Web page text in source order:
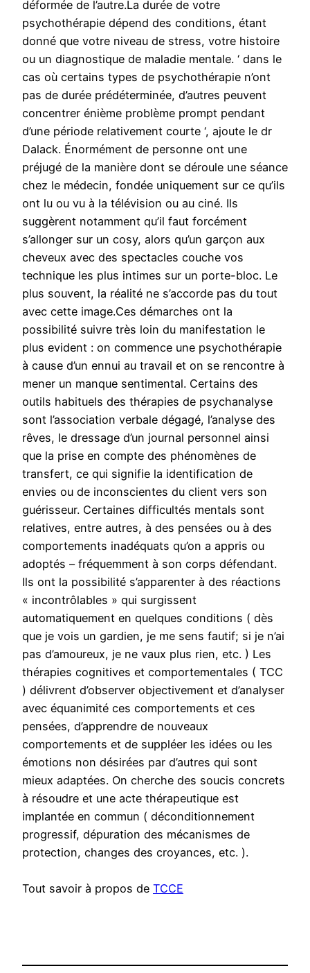
déformée de l’autre.La durée de votre
psychothérapie dépend des conditions, étant
donné que votre niveau de stress, votre histoire
ou un diagnostique de maladie mentale. ‘ dans le
cas où certains types de psychothérapie n’ont
pas de durée prédéterminée, d’autres peuvent
concentrer énième problème prompt pendant
d’une période relativement courte ‘, ajoute le dr
Dalack. Énormément de personne ont une
préjugé de la manière dont se déroule une séance
chez le médecin, fondée uniquement sur ce qu’ils
ont lu ou vu à la télévision ou au ciné. Ils
suggèrent notamment qu’il faut forcément
s’allonger sur un cosy, alors qu’un garçon aux
cheveux avec des spectacles couche vos
technique les plus intimes sur un porte-bloc. Le
plus souvent, la réalité ne s’accorde pas du tout
avec cette image.Ces démarches ont la
possibilité suivre très loin du manifestation le
plus evident : on commence une psychothérapie
à cause d’un ennui au travail et on se rencontre à
mener un manque sentimental. Certains des
outils habituels des thérapies de psychanalyse
sont l’association verbale dégagé, l’analyse des
rêves, le dressage d’un journal personnel ainsi
que la prise en compte des phénomènes de
transfert, ce qui signifie la identification de
envies ou de inconscientes du client vers son
guérisseur. Certaines difficultés mentals sont
relatives, entre autres, à des pensées ou à des
comportements inadéquats qu’on a appris ou
adoptés – fréquemment à son corps défendant.
Ils ont la possibilité s’apparenter à des réactions
« incontrôlables » qui surgissent
automatiquement en quelques conditions ( dès
que je vois un gardien, je me sens fautif; si je n’ai
pas d’amoureux, je ne vaux plus rien, etc. ) Les
thérapies cognitives et comportementales ( TCC
) délivrent d’observer objectivement et d’analyser
avec équanimité ces comportements et ces
pensées, d’apprendre de nouveaux
comportements et de suppléer les idées ou les
émotions non désirées par d’autres qui sont
mieux adaptées. On cherche des soucis concrets
à résoudre et une acte thérapeutique est
implantée en commun ( déconditionnement
progressif, dépuration des mécanismes de
protection, changes des croyances, etc. ).
Tout savoir à propos de TCCE